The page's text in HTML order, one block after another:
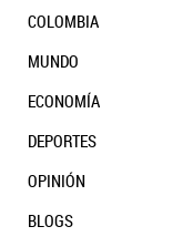
COLOMBIA
MUNDO
ECONOMÍA
DEPORTES
OPINIÓN
BLOGS